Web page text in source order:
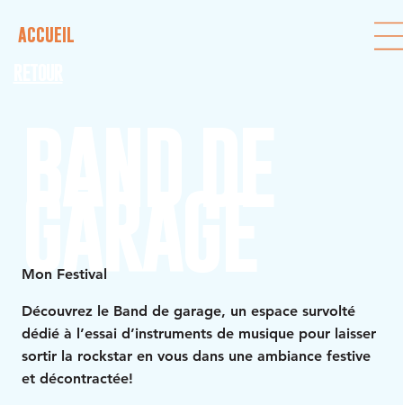
ACCUEIL
Mon Festival
Découvrez le Band de garage, un espace survolté
dédié à l’essai d’instruments de musique pour laisser
sortir la rockstar en vous dans une ambiance festive
et décontractée!